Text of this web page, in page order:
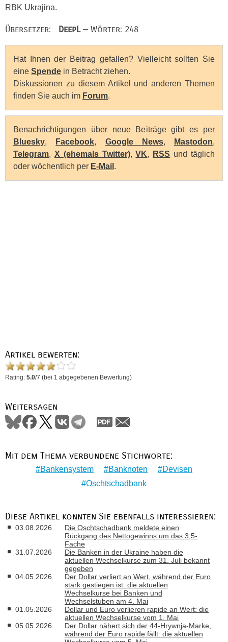
RBK Ukrajina.
Übersetzer: DeepL— Wörter: 248
Hat Ihnen der Beitrag gefallen? Vielleicht sollten Sie
eine Spende in Betracht ziehen.
Diskussionen zu diesem Artikel und anderen Themen
finden Sie auch im Forum.
Benachrichtigungen über neue Beiträge gibt es per
Bluesky, Facebook, Google News, Mastodon,
Telegram, X (ehemals Twitter),VK, RSS und täglich
oder wöchentlich per E-Mail .
Artikel bewerten:
Rating: 5.0/7 (bei 1 abgegebenen Bewertung)
Weitersagen
Mit dem Thema verbundene Stichworte:
Bankensystem Banknoten
Devisen
Oschtschadbank
Diese Artikel könnten Sie ebenfalls interessieren:
03.08.2026
Die Oschtschadbank meldete einen
Rückgang des Nettogewinns um das 3,5-
Fache
31.07.2026
Die Banken in der Ukraine haben die
aktuellen Wechselkurse zum 31. Juli bekannt
gegeben
04.05.2026
Der Dollar verliert an Wert, während der Euro
stark gestiegen ist: die aktuellen
Wechselkurse bei Banken und
Wechselstuben am 4. Mai
01.05.2026
Dollar und Euro verlieren rapide an Wert: die
aktuellen Wechselkurse vom 1. Mai
05.05.2026
Der Dollar nähert sich der 44-Hrywnja-Marke,
während der Euro rapide fällt: die aktuellen